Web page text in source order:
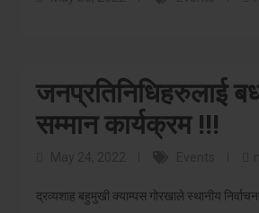
जनप्रतिनिधिहरुलाई
सम्मान कार्यक्रम !!!
द्रव्यशाह बहुमुखी क्याम्पस गोरखाले स्थानीय